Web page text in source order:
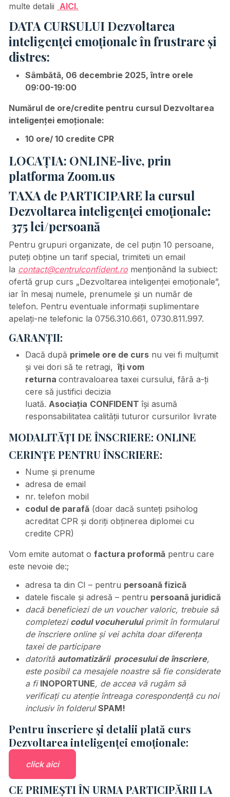
multe detalii AICI.
DATA CURSULUI Dezvoltarea
inteligenței emoționale în frustrare și
distres:
Sâmbătă, 06 decembrie 2025, între orele
09:00-19:00
Numărul de ore/credite pentru cursul Dezvoltarea
inteligenței emoționale:
10 ore/ 10 credite CPR
LOCAȚIA: ONLINE-live, prin
platforma Zoom.us
TAXA de PARTICIPARE la cursul
Dezvoltarea inteligenței emoționale:
375 lei/persoană
Pentru grupuri organizate, de cel puțin 10 persoane,
puteți obține un tarif special, trimiteti un email
la contact@centrulconfident.ro menționând la subiect:
ofertă grup curs „Dezvoltarea inteligenței emoționale”,
iar în mesaj numele, prenumele și un număr de
telefon. Pentru eventuale informații suplimentare
apelați-ne telefonic la 0756.310.661, 0730.811.997.
GARANȚII:
Dacă după primele ore de curs nu vei fi mulțumit
și vei dori să te retragi, îți vom
returna contravaloarea taxei cursului, fără a-ți
cere să justifici decizia
luată. Asociația CONFIDENT își asumă
responsabilitatea calității tuturor cursurilor livrate
MODALITĂȚI DE ÎNSCRIERE: ONLINE
CERINȚE PENTRU ÎNSCRIERE:
Nume și prenume
adresa de email
nr. telefon mobil
codul de parafă (doar dacă sunteți psiholog
acreditat CPR și doriți obținerea diplomei cu
credite CPR)
Vom emite automat o factura proformă pentru care
este nevoie de:;
adresa ta din CI – pentru persoană fizică
datele fiscale și adresă – pentru persoană juridică
dacă beneficiezi de un voucher valoric, trebuie să
completezi codul vocuheruluiprimit în formularul
de înscriere online și vei achita doar diferența
taxei de participare
datorită automatizării procesului de înscriere,
este posibil ca mesajele noastre să fie considerate
a fi INOPORTUNE, de accea vă rugăm să
verificați cu atenție întreaga corespondență cu noi
inclusiv în folderulSPAM!
Pentru înscriere și detalii plată curs
Dezvoltarea inteligenței emoționale:
click aici
CE PRIMEȘTI ÎN URMA PARTICIPĂRII LA